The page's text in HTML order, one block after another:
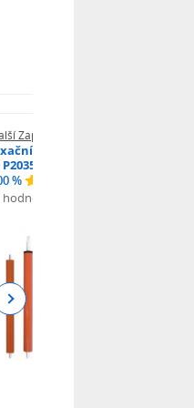
Zapékací jednotky
válec dolní pro HP
P2035, P2055dn
%